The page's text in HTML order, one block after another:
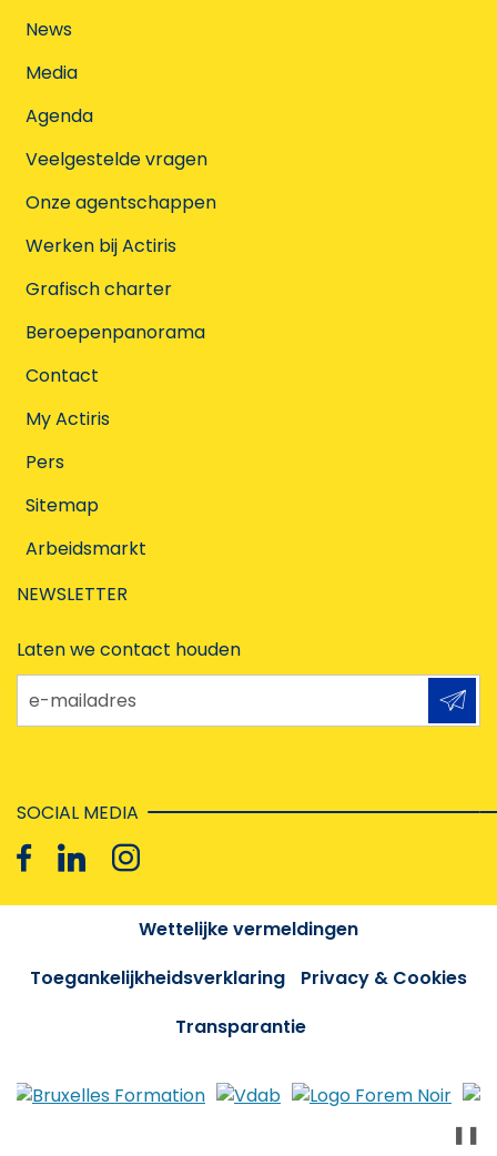
News
Media
Agenda
Veelgestelde vragen
Onze agentschappen
Werken bij Actiris
Grafisch charter
Beroepenpanorama
Contact
My Actiris
Pers
Sitemap
Arbeidsmarkt
NEWSLETTER
Laten we contact houden
e-mailadres
SOCIAL MEDIA
Wettelijke vermeldingen
Toegankelijkheidsverklaring
Privacy & Cookies
Transparantie
❚❚